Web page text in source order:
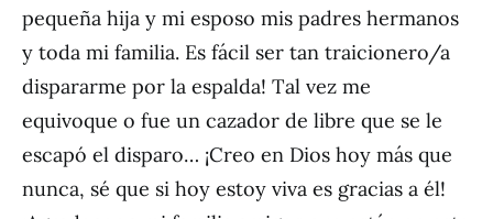
pequeña hija y mi esposo mis padres hermanos
y toda mi familia. Es fácil ser tan traicionero/a
dispararme por la espalda! Tal vez me
equivoque o fue un cazador de libre que se le
escapó el disparo… ¡Creo en Dios hoy más que
nunca, sé que si hoy estoy viva es gracias a él!